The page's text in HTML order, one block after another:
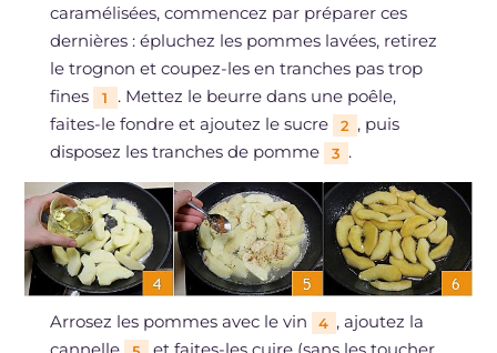
caramélisées, commencez par préparer ces
dernières : épluchez les pommes lavées, retirez
le trognon et coupez-les en tranches pas trop
fines
1
. Mettez le beurre dans une poêle,
faites-le fondre et ajoutez le sucre
2 , puis
disposez les tranches de pomme
3 .
Arrosez les pommes avec le vin 4 , ajoutez la